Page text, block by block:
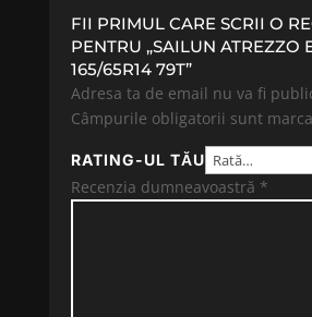
FII PRIMUL CARE SCRII O
PENTRU „SAILUN ATREZZO
165/65R14 79T”
Adresa ta de email nu va fi
Câmpurile obligatorii sunt
RATING-UL TĂU
Recenzia dumneavoastră *